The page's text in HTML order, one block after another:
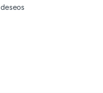
deseos